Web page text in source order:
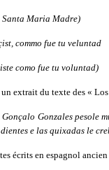
Santa Maria Madre)
commo fue tu veluntad
como fue tu voluntad)
extrait du texte des « Los
Gonzales pesole
e las quixadas le
écrits en espagnol